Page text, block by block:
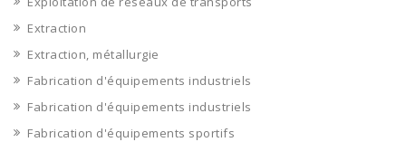
Extraction
Extraction, métallurgie
Fabrication d'équipements industriels
Fabrication d'équipements industriels
Fabrication d'équipements sportifs